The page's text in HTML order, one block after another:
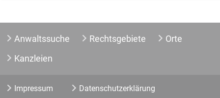
Anwaltssuche Rechtsgebiete
Orte
Kanzleien
Impressum
Datenschutzerklärung